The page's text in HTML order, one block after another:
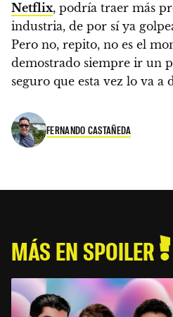
Netflix, podría traer más
industria, de por sí ya
Pero no, repito, no es el
demostrado siempre ir un
seguro que esta vez lo va a
FERNANDO CASTAÑEDA
MÁS EN SPOILER